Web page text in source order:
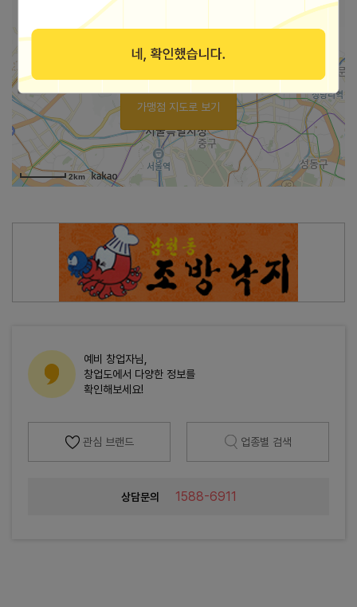
2km
가맹점 지도로 보기
예비 창업자님,
창업도에서 다양한 정보를
확인해보세요!
관심 브랜드 업종별 검색
상담문의 1588-6911